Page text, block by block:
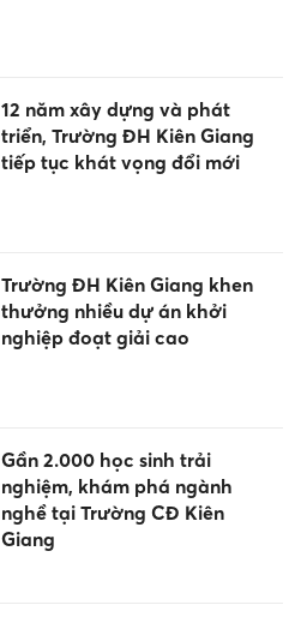
12 năm xây dựng và phát
triển, Trường ĐH Kiên Giang
tiếp tục khát vọng đổi mới
Trường ĐH Kiên Giang khen
thưởng nhiều dự án khởi
nghiệp đoạt giải cao
Gần 2.000 học sinh trải
nghiệm, khám phá ngành
nghề tại Trường CĐ Kiên
Giang